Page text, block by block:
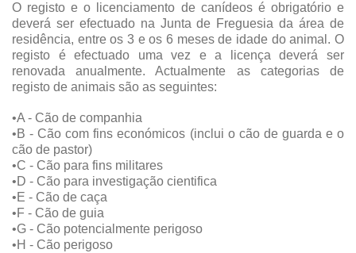
O registo e o licenciamento de canídeos é obrigatório e
deverá ser efectuado na Junta de Freguesia da área de
residência, entre os 3 e os 6 meses de idade do animal. O
registo é efectuado uma vez e a licença deverá ser
renovada anualmente. Actualmente as categorias de
registo de animais são as seguintes:
•A - Cão de companhia
•B - Cão com fins económicos (inclui o cão de guarda e o
cão de pastor)
•C - Cão para fins militares
•D - Cão para investigação cientifica
•E - Cão de caça
•F - Cão de guia
•G - Cão potencialmente perigoso
•H - Cão perigoso